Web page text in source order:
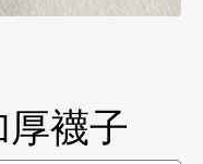
襪子